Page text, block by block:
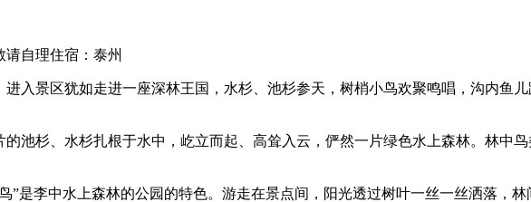
请自理住宿：泰州
入景区犹如走进一座深林王国，水杉、池杉参天，树梢小鸟欢聚鸣唱，沟内鱼
的池杉、水杉扎根于水中，屹立而起、高耸入云，俨然一片绿色水上森林。林中
”是李中水上森林的公园的特色。游走在景点间，阳光透过树叶一丝一丝洒落，